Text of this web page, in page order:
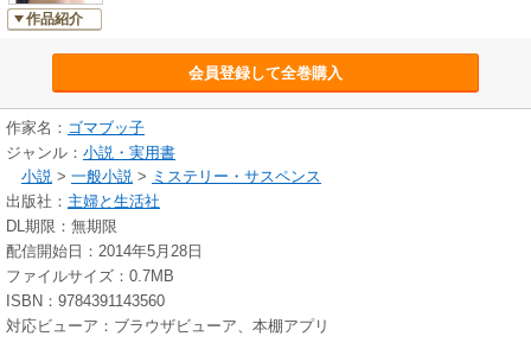
作品紹介
会員登録して全巻購入
作家名： ゴマブッ子
ジャンル： 小説・実用書
小説 > 一般小説 > ミステリー・サスペンス
出版社： 主婦と生活社
DL期限：無期限
配信開始日：2014年5月28日
ファイルサイズ：0.7MB
ISBN：9784391143560
対応ビューア：ブラウザビューア、本棚アプリ